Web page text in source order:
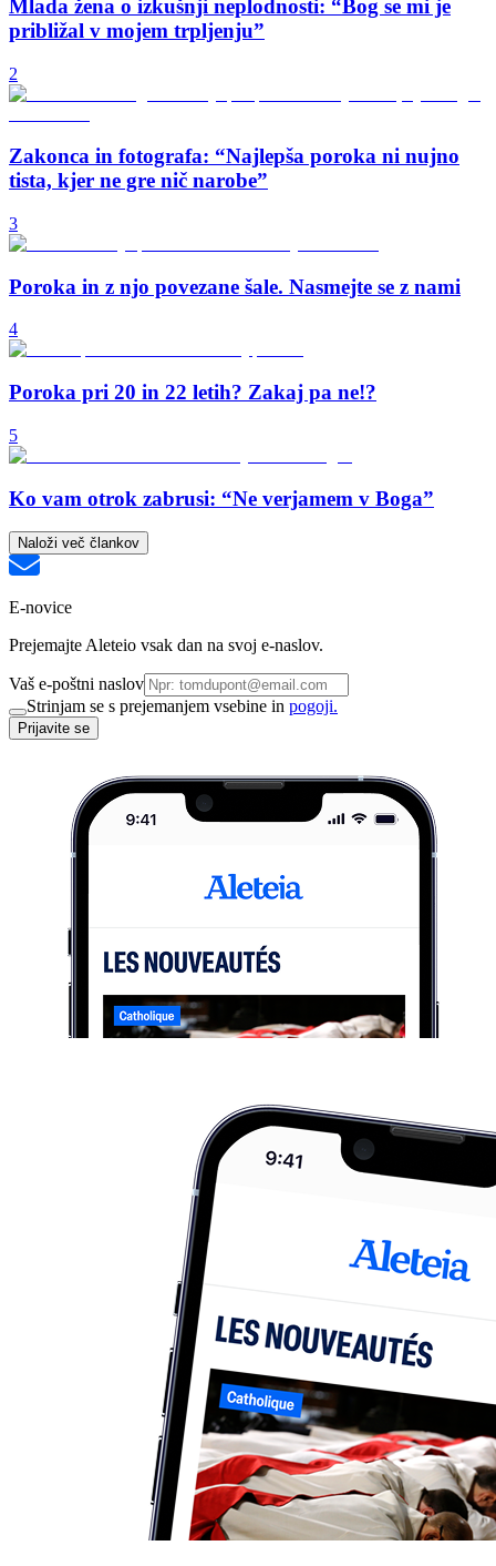
Mlada žena o izkušnji neplodnosti: “Bog se mi je
približal v mojem trpljenju”
2
Zakonca in fotografa: “Najlepša poroka ni nujno
tista, kjer ne gre nič narobe”
3
Poroka in z njo povezane šale. Nasmejte se z nami
4
Poroka pri 20 in 22 letih? Zakaj pa ne!?
5
Ko vam otrok zabrusi: “Ne verjamem v Boga”
Naloži več člankov
E-novice
Prejemajte Aleteio vsak dan na svoj e-naslov.
Vaš e-poštni naslov
Strinjam se s prejemanjem vsebine in pogoji.
Prijavite se